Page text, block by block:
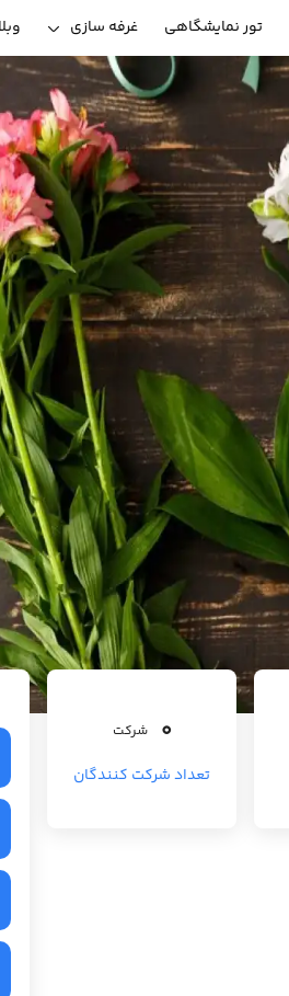
تور نمایشگاهی غرفه سازی
0 شرکت
تعداد شرکت کنندگان